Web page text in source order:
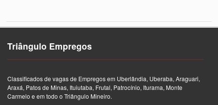
Triângulo Empregos
Classificados de vagas de Empregos em Uberlândia, Uberaba, Araguari,
Araxá, Patos de Minas, Ituiutaba, Frutal, Patrocínio, Iturama, Monte
Carmelo e em todo o Triângulo Mineiro.